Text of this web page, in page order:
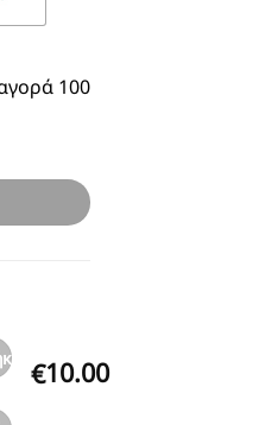
100
€10.00
10ml ποσότητα